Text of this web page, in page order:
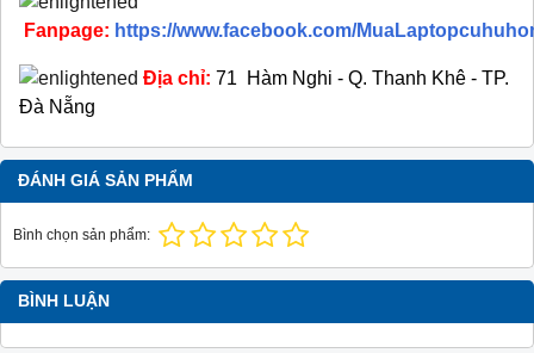
Fanpage: https://www.facebook.com/
Địa chỉ: 71 Hàm Nghi - Q. Thanh Khê - TP.
Đà Nẵng
ĐÁNH GIÁ SẢN PHẨM
Bình chọn sản phẩm:
BÌNH LUẬN